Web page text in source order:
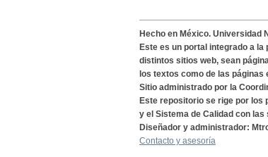
Hecho en México. Universidad
Este es un portal integrado a
distintos sitios web, sean
los textos como de las
Sitio administrado por la
Este repositorio se rige por los
y el Sistema de Calidad con
Diseñador y administrador:
Contacto y asesoría